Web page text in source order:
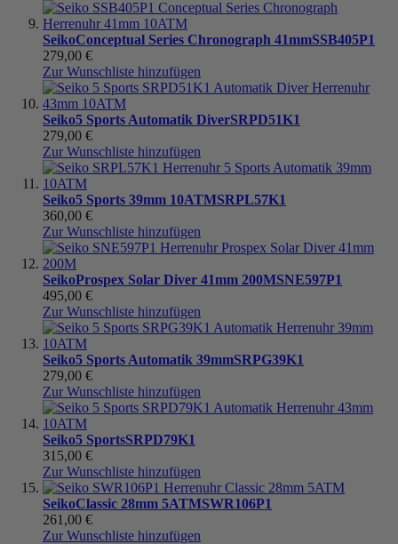
SeikoConceptual Series Chronograph 41mmSSB405P1
279,00 €
Zur Wunschliste hinzufügen
Seiko5 Sports Automatik DiverSRPD51K1
279,00 €
Zur Wunschliste hinzufügen
Seiko5 Sports 39mm 10ATMSRPL57K1
360,00 €
Zur Wunschliste hinzufügen
SeikoProspex Solar Diver 41mm 200MSNE597P1
495,00 €
Zur Wunschliste hinzufügen
Seiko5 Sports Automatik 39mmSRPG39K1
279,00 €
Zur Wunschliste hinzufügen
Seiko5 SportsSRPD79K1
315,00 €
Zur Wunschliste hinzufügen
SeikoClassic 28mm 5ATMSWR106P1
261,00 €
Zur Wunschliste hinzufügen